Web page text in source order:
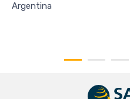
Argentina